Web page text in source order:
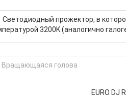
II Светодиодный прожектор, в
3200K (аналогично
EURO DJ